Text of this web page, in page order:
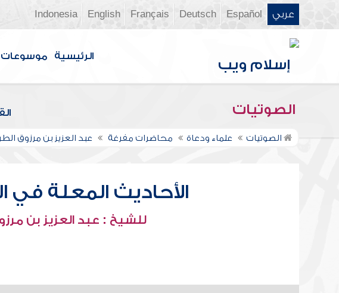
عربي Español
Deutsch
Français
English
Indonesia
الرئيسية موسوعات
الصوتيات
الصوتيات علماء ودعاة محاضرات مفرغة عبد العزيز بن مرزوق
الأحاديث المعلة في
للشيخ : عبد العزيز بن